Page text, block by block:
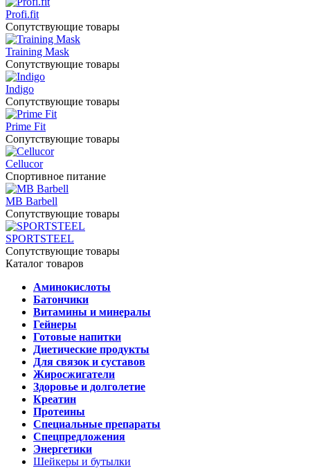
Profi.fit
Сопутствующие товары
Training Mask
Сопутствующие товары
Indigo
Сопутствующие товары
Prime Fit
Сопутствующие товары
Cellucor
Спортивное питание
MB Barbell
Сопутствующие товары
SPORTSTEEL
Сопутствующие товары
Каталог товаров
Аминокислоты
Батончики
Витамины и минералы
Гейнеры
Готовые напитки
Диетические продукты
Для связок и суставов
Жиросжигатели
Здоровье и долголетие
Креатин
Протеины
Специальные препараты
Спецпредложения
Энергетики
Шейкеры и бутылки